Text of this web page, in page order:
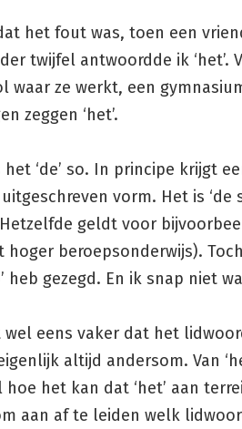
het fout was, toen een
twijfel antwoordde ik
waar ze werkt, een
zeggen ‘het’.
‘de’ so. In principe krijgt
vorm. Het is ‘de
Hetzelfde geldt voor
hoger beroepsonderwijs).
heb gezegd. En ik snap niet
wel eens vaker dat het
altijd andersom. Van
hoe het kan dat ‘het’ aan
aan af te leiden welk